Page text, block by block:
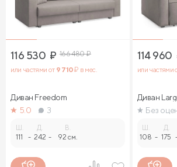
116 530 ₽ 166 480₽
или частями от 9 710₽ в мес.
Диван Freedom
5.0
3
111 -
Д.
242 -
В.
92 см.
114 960
или частями
Диван
Без
108 -
Д.
175